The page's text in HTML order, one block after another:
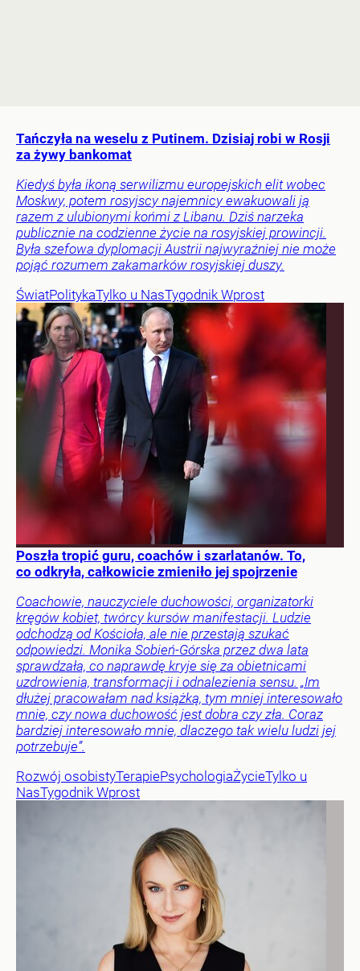
Tańczyła na weselu z Putinem. Dzisiaj robi w Rosji
za żywy bankomat
Kiedyś była ikoną serwilizmu europejskich elit wobec
Moskwy, potem rosyjscy najemnicy ewakuowali ją
razem z ulubionymi końmi z Libanu. Dziś narzeka
publicznie na codzienne życie na rosyjskiej prowincji.
Była szefowa dyplomacji Austrii najwyraźniej nie może
pojąć rozumem zakamarków rosyjskiej duszy.
ŚwiatPolitykaTylko u NasTygodnik Wprost
Poszła tropić guru, coachów i szarlatanów. To,
co odkryła, całkowicie zmieniło jej spojrzenie
Coachowie, nauczyciele duchowości, organizatorki
kręgów kobiet, twórcy kursów manifestacji. Ludzie
odchodzą od Kościoła, ale nie przestają szukać
odpowiedzi. Monika Sobień-Górska przez dwa lata
sprawdzała, co naprawdę kryje się za obietnicami
uzdrowienia, transformacji i odnalezienia sensu. „Im
dłużej pracowałam nad książką, tym mniej interesowało
mnie, czy nowa duchowość jest dobra czy zła. Coraz
bardziej interesowało mnie, dlaczego tak wielu ludzi jej
potrzebuje”.
Rozwój osobistyTerapiePsychologiaŻycieTylko u
NasTygodnik Wprost